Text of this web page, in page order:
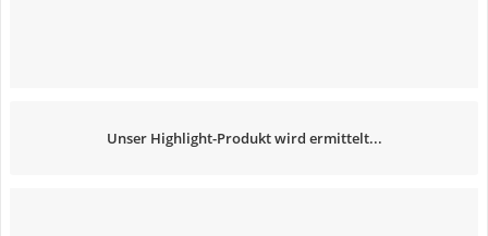
Unser Highlight-Produkt wird ermittelt...